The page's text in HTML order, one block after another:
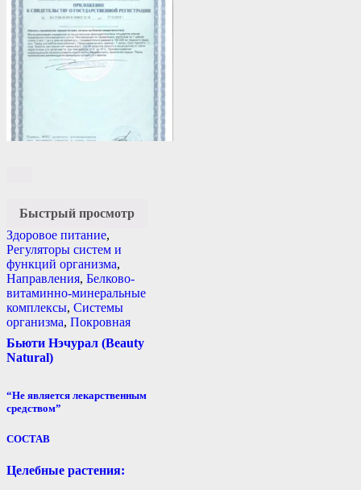
Быстрый просмотр
Здоровое питание,
Регуляторы систем и
функций организма,
Направления, Белково-
витаминно-минеральные
комплексы, Системы
организма, Покровная
Бьюти Нэчурал (Beauty
Natural)
“Не является лекарственным
средством”
СОСТАВ
Целебные растения: